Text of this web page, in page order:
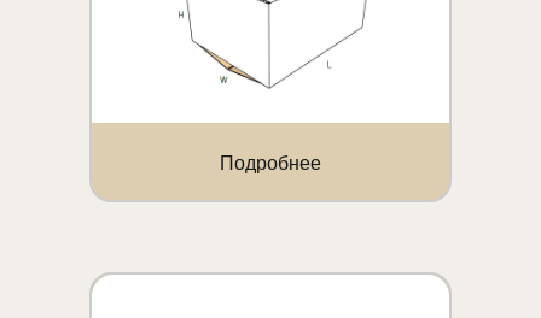
Подробнее